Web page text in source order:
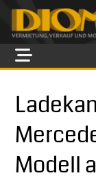
Skip to main
Skip to footer
Modell